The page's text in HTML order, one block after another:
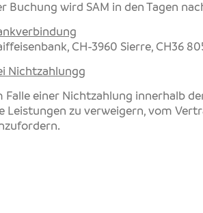
Buchung wird SAM in den Tagen
CH-3960 Sierre, CH36
Nichtzahlungg
Falle einer Nichtzahlung innerhalb
Leistungen zu verweigern, vom